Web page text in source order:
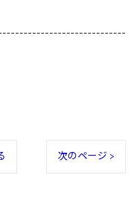
次のページ >